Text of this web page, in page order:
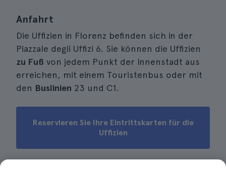
Anfahrt
Die Uffizien in Florenz befinden sich in der
Piazzale degli Uffizi 6. Sie können die Uffizien
zu Fuß von jedem Punkt der Innenstadt aus
erreichen, mit einem Touristenbus oder mit
den Buslinien 23 und C1.
Reservieren Sie Ihre Eintrittskarten für die
Uffizien